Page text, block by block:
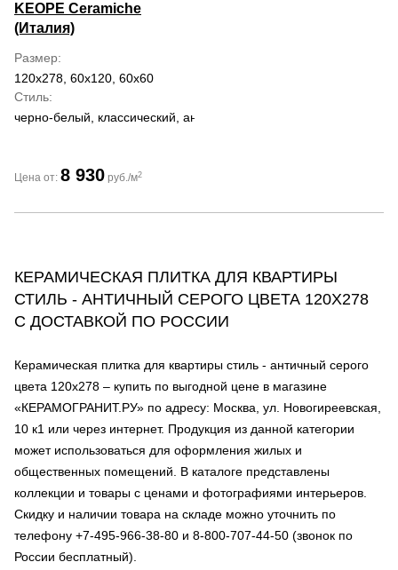
KEOPE Ceramiche
(Италия)
Размер
120x278, 60x120, 60x60
Стиль
черно-белый, классический, античный
Цена от: 8 930 руб./м2
КЕРАМИЧЕСКАЯ ПЛИТКА ДЛЯ КВАРТИРЫ
СТИЛЬ - АНТИЧНЫЙ СЕРОГО ЦВЕТА 120Х278
С ДОСТАВКОЙ ПО РОССИИ
Керамическая плитка для квартиры стиль - античный серого
цвета 120х278 – купить по выгодной цене в магазине
«КЕРАМОГРАНИТ.РУ» по адресу: Москва, ул. Новогиреевская,
10 к1 или через интернет. Продукция из данной категории
может использоваться для оформления жилых и
общественных помещений. В каталоге представлены
коллекции и товары с ценами и фотографиями интерьеров.
Скидку и наличии товара на складе можно уточнить по
телефону +7-495-966-38-80 и 8-800-707-44-50 (звонок по
России бесплатный).